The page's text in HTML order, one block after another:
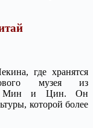
где хранятся
музея из
Мин и Цин. Он
которой более